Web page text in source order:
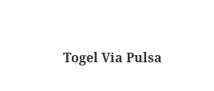
Togel Via Pulsa